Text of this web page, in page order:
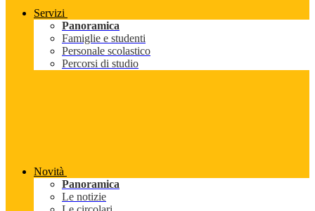
Servizi
Panoramica
Famiglie e studenti
Personale scolastico
Percorsi di studio
Novità
Panoramica
Le notizie